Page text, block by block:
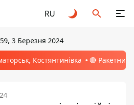
RU
3 Березня 2024
Костянтинівка 🔴 Ракетний